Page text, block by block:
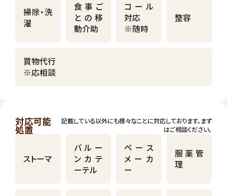
掃除・洗
濯
食事ご
との移
動介助
コール
対応
※随時
整容
買物代行
※応相談
対応可能
処置
記載している以外にも様々なことに対応しております。まず
はご相談ください。
ストーマ
バルー
ンカテ
ーテル
ペース
メーカ
ー
服薬管
理